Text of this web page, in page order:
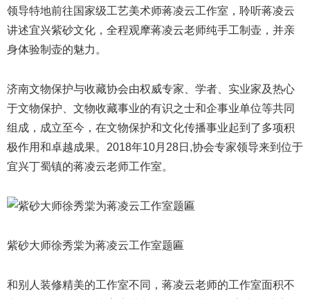
领导特地前往国家级工艺美术师蒋凌云工作室，聆听蒋凌云
讲述宜兴紫砂文化，全程观摩蒋凌云老师纯手工制壶，并亲
身体验制壶的魅力。
济南文物保护与收藏协会由权威专家、学者、实业家及热心
于文物保护、文物收藏事业的有识之士和企事业单位等共同
组成，成立至今，在文物保护和文化传播事业起到了多项积
极作用和卓越成果。2018年10月28日,协会专家领导来到位于
宜兴丁蜀镇的蒋凌云老师工作室。
紫砂大师徐秀棠为蒋凌云工作室题匾
和别人装修精美的工作室不同，蒋凌云老师的工作室面积不